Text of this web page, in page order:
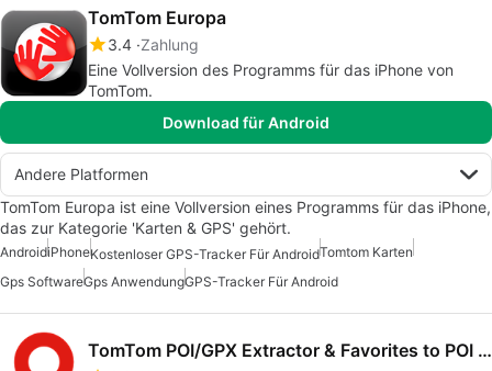
TomTom Europa
3.4 Zahlung
Eine Vollversion des Programms für das iPhone von
TomTom.
Download für Android
Andere Platformen
TomTom Europa ist eine Vollversion eines Programms für das iPhone,
das zur Kategorie 'Karten & GPS' gehört.
AndroidiPhoneKostenloser GPS-Tracker Für AndroidTomtom Karten
Gps SoftwareGps AnwendungGPS-Tracker Für Android
TomTom POI/GPX Extractor & Favorites to POI (OV2) Converter